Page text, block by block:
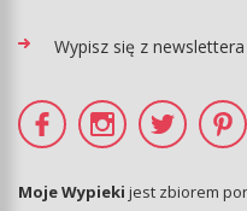
Wypisz się z newslettera
Moje Wypieki jest zbiorem